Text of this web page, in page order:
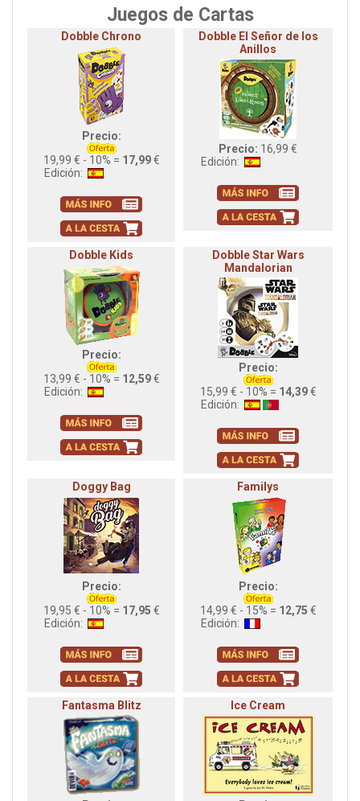
Juegos de Cartas
Dobble Chrono
Precio:
19,99 € - 10% = 17,99€
Edición:
Dobble El Señor de los
Anillos
Precio: 16,99 €
Edición:
Dobble Kids
Precio:
13,99 € - 10% = 12,59€
Edición:
Dobble Star Wars
Mandalorian
Precio:
15,99 € - 10% = 14,39€
Edición:
Doggy Bag
Precio:
19,95 € - 10% = 17,95 €
Edición:
Familys
Precio:
14,99 € - 15% = 12,75 €
Edición:
Fantasma Blitz Ice Cream